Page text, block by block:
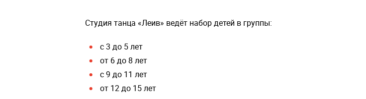
Студия танца «Леив» ведёт набор детей в группы:
с 3 до 5 лет
от 6 до 8 лет
с 9 до 11 лет
от 12 до 15 лет